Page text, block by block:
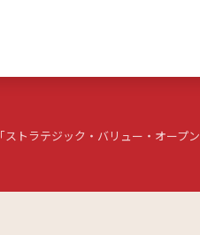
「ストラテジック・バリュー・オープ